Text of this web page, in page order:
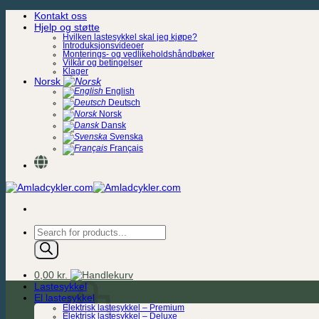
Skip
Kontakt oss
Hjelp og støtte
Hvilken lastesykkel skal jeg kjøpe?
Introduksjonsvideoer
Monterings- og vedlikeholdshåndbøker
Vilkår og betingelser
Klager
Norsk
English
Deutsch
Norsk
Dansk
Svenska
Français
Products
search
0,00 kr.
Lastesykkel
El lastesykkel
Elektrisk lastesykkel – Premium
Elektrisk lastesykkel – Deluxe